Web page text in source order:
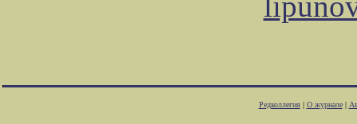
Редколлегия| О журнале|